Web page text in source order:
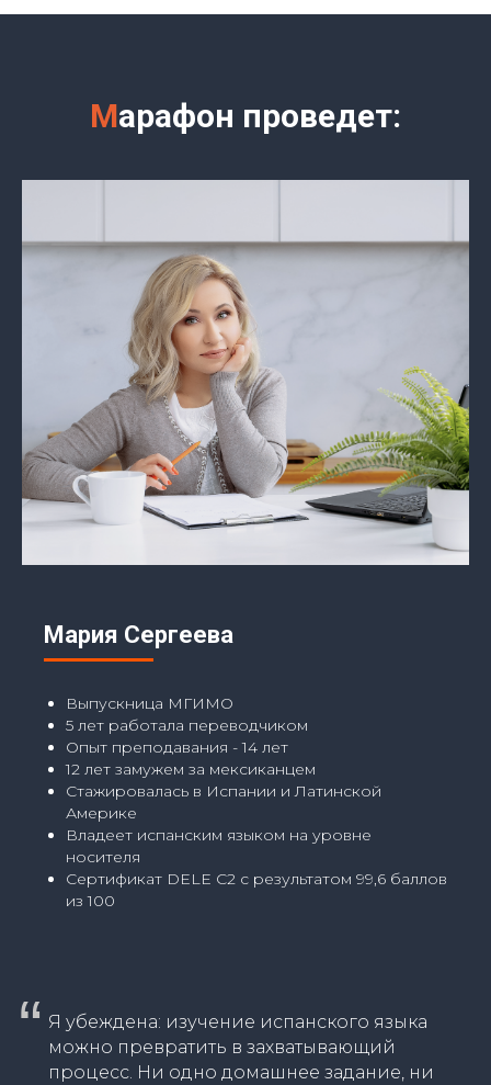
Марафон проведет:
Мария Сергеева
Выпускница МГИМО
5 лет работала переводчиком
Опыт преподавания - 14 лет
12 лет замужем за мексиканцем
Стажировалась в Испании и Латинской
Америке
Владеет испанским языком на уровне
носителя
Сертификат DELE C2 с результатом 99,6 баллов
из 100
“ Я убеждена: изучение испанского языка
можно превратить в захватывающий
процесс. Ни одно домашнее задание, ни